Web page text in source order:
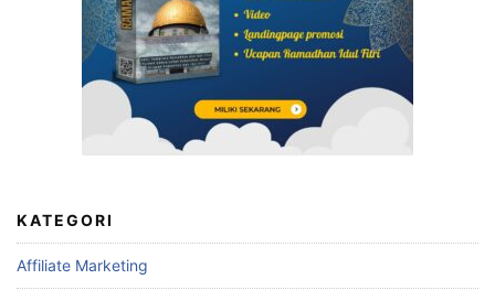
KATEGORI
Affiliate Marketing